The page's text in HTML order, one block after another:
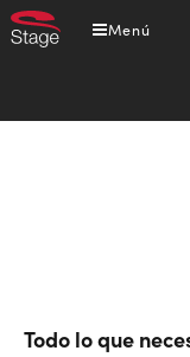
Pasar
al
Menú
Todo lo que